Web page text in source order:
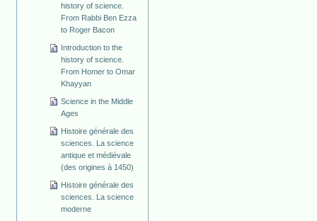
history of science.
From Rabbi Ben Ezza
to Roger Bacon
Introduction to the
history of science.
From Homer to Omar
Khayyan
Science in the Middle
Ages
Histoire générale des
sciences. La science
antique et médiévale
(des origines à 1450)
Histoire générale des
sciences. La science
moderne